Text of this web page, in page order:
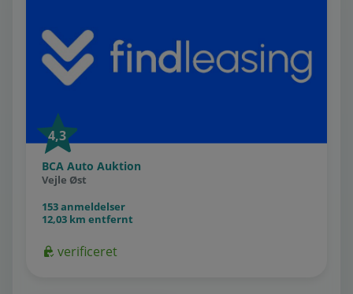
4,3
BCA Auto Auktion
Vejle Øst
153 anmeldelser
12,03 km entfernt
verificeret